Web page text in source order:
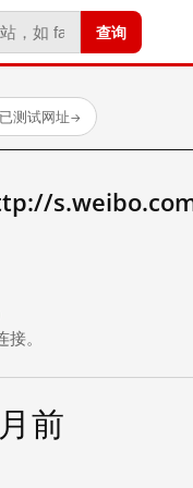
查询
测试网址→
。
前